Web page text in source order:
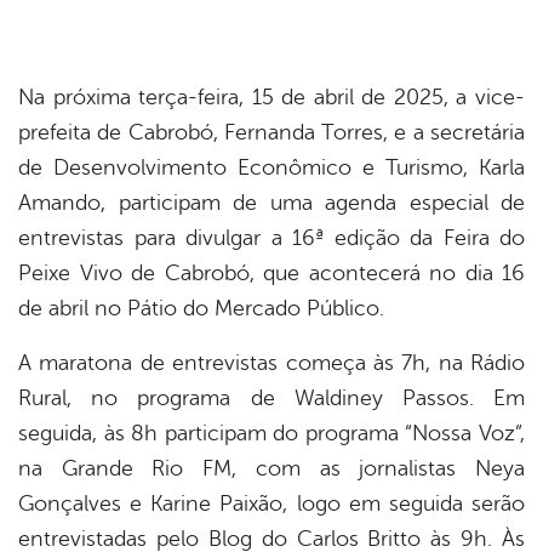
Na próxima terça-feira, 15 de abril de 2025, a vice-
prefeita de Cabrobó, Fernanda Torres, e a secretária
de Desenvolvimento Econômico e Turismo, Karla
Amando, participam de uma agenda especial de
entrevistas para divulgar a 16ª edição da Feira do
Peixe Vivo de Cabrobó, que acontecerá no dia 16
de abril no Pátio do Mercado Público.
A maratona de entrevistas começa às 7h, na Rádio
Rural, no programa de Waldiney Passos. Em
seguida, às 8h participam do programa “Nossa Voz”,
na Grande Rio FM, com as jornalistas Neya
Gonçalves e Karine Paixão, logo em seguida serão
entrevistadas pelo Blog do Carlos Britto às 9h. Às